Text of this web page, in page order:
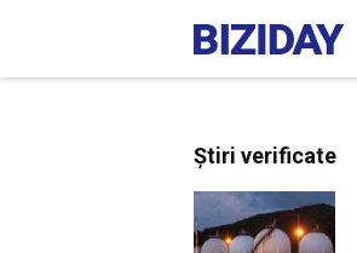
Știri verificate